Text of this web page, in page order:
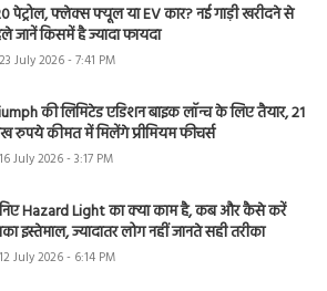
पेट्रोल, फ्लेक्स फ्यूल या EV कार? नई गाड़ी खरीदने से
जानें किसमें है ज्यादा फायदा
23 July 2026 - 7:41 PM
की लिमिटेड एडिशन बाइक लॉन्च के लिए तैयार, 21
रुपये कीमत में मिलेंगे प्रीमियम फीचर्स
16 July 2026 - 3:17 PM
Hazard Light का क्या काम है, कब और कैसे करें
इस्तेमाल, ज्यादातर लोग नहीं जानते सही तरीका
12 July 2026 - 6:14 PM